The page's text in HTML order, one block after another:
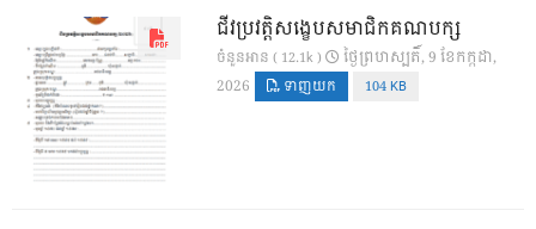
ជីវប្រវត្តិសង្ខេបសមាជិកគណបក្ស
ចំនួនអាន ( 12.1k )
ថ្ងៃ​ព្រហស្បតិ៍, 9 ខែ​កក្កដា,
2026
ទាញយក 104 KB